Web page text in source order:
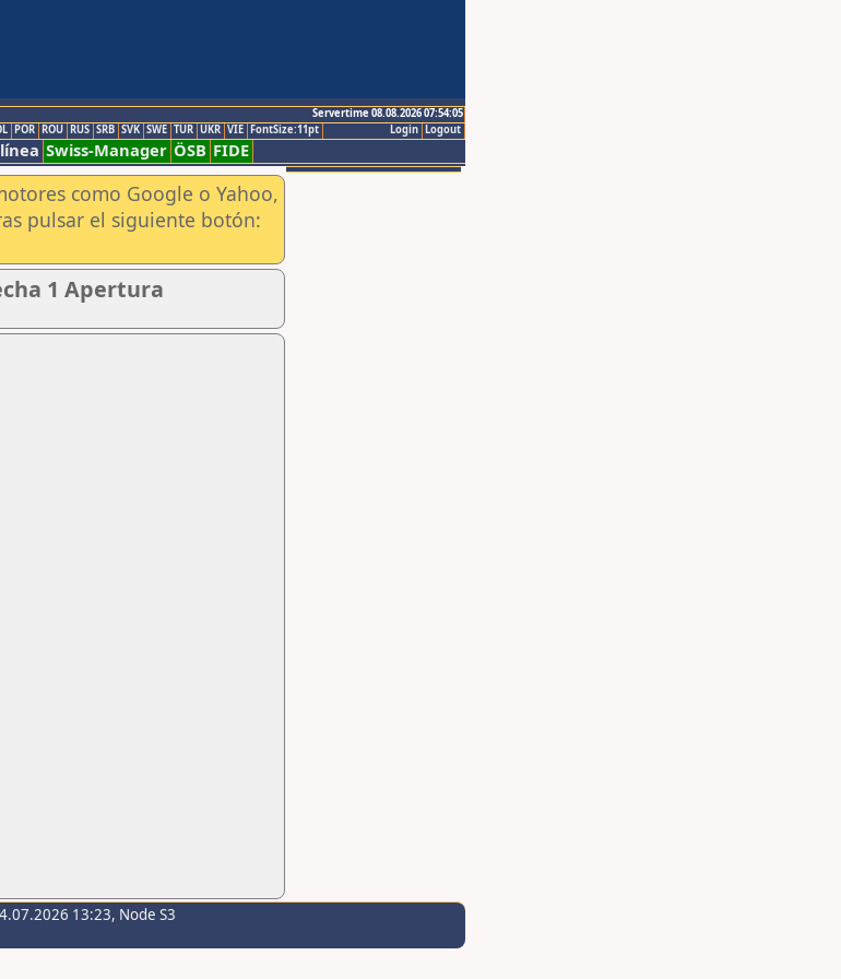
Servertime 08.08.2026 07:54:05
Logout
Login
POR ROU RUS SRB SVK SWE TUR UKR VIE FontSize:11pt
Swiss-Manager ÖSB FIDE
como Google o Yahoo,
pulsar el siguiente botón:
1 Apertura
13:23, Node S3